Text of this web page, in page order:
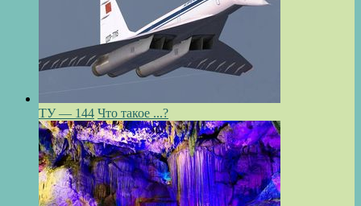
ТУ — 144 Что такое ...?